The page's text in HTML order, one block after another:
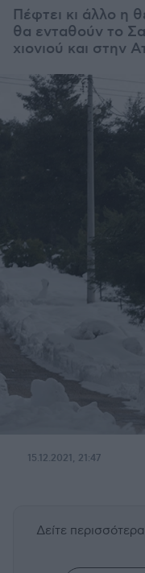
Πέφτει κι άλλο η
θα ενταθούν το
χιονιού και στην
15.12.2021, 21:47
Δείτε